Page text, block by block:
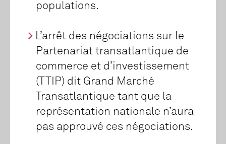
populations.
L’arrêt des négociations sur le
Partenariat transatlantique de
commerce et d’investissement
(TTIP) dit Grand Marché
Transatlantique tant que la
représentation nationale n’aura
pas approuvé ces négociations.